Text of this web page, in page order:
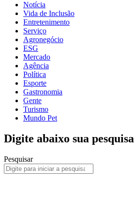
Notícia
Vida de Inclusão
Entretenimento
Serviço
Agronegócio
ESG
Mercado
Agência
Política
Esporte
Gastronomia
Gente
Turismo
Mundo Pet
Digite abaixo sua pesquisa
Pesquisar